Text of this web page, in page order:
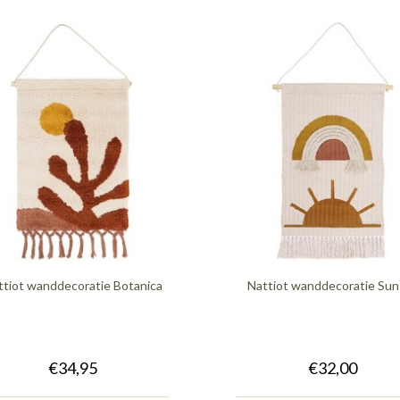
wanddecoratie Botanica
€34,95
Nattiot wanddecoratie
€32,00